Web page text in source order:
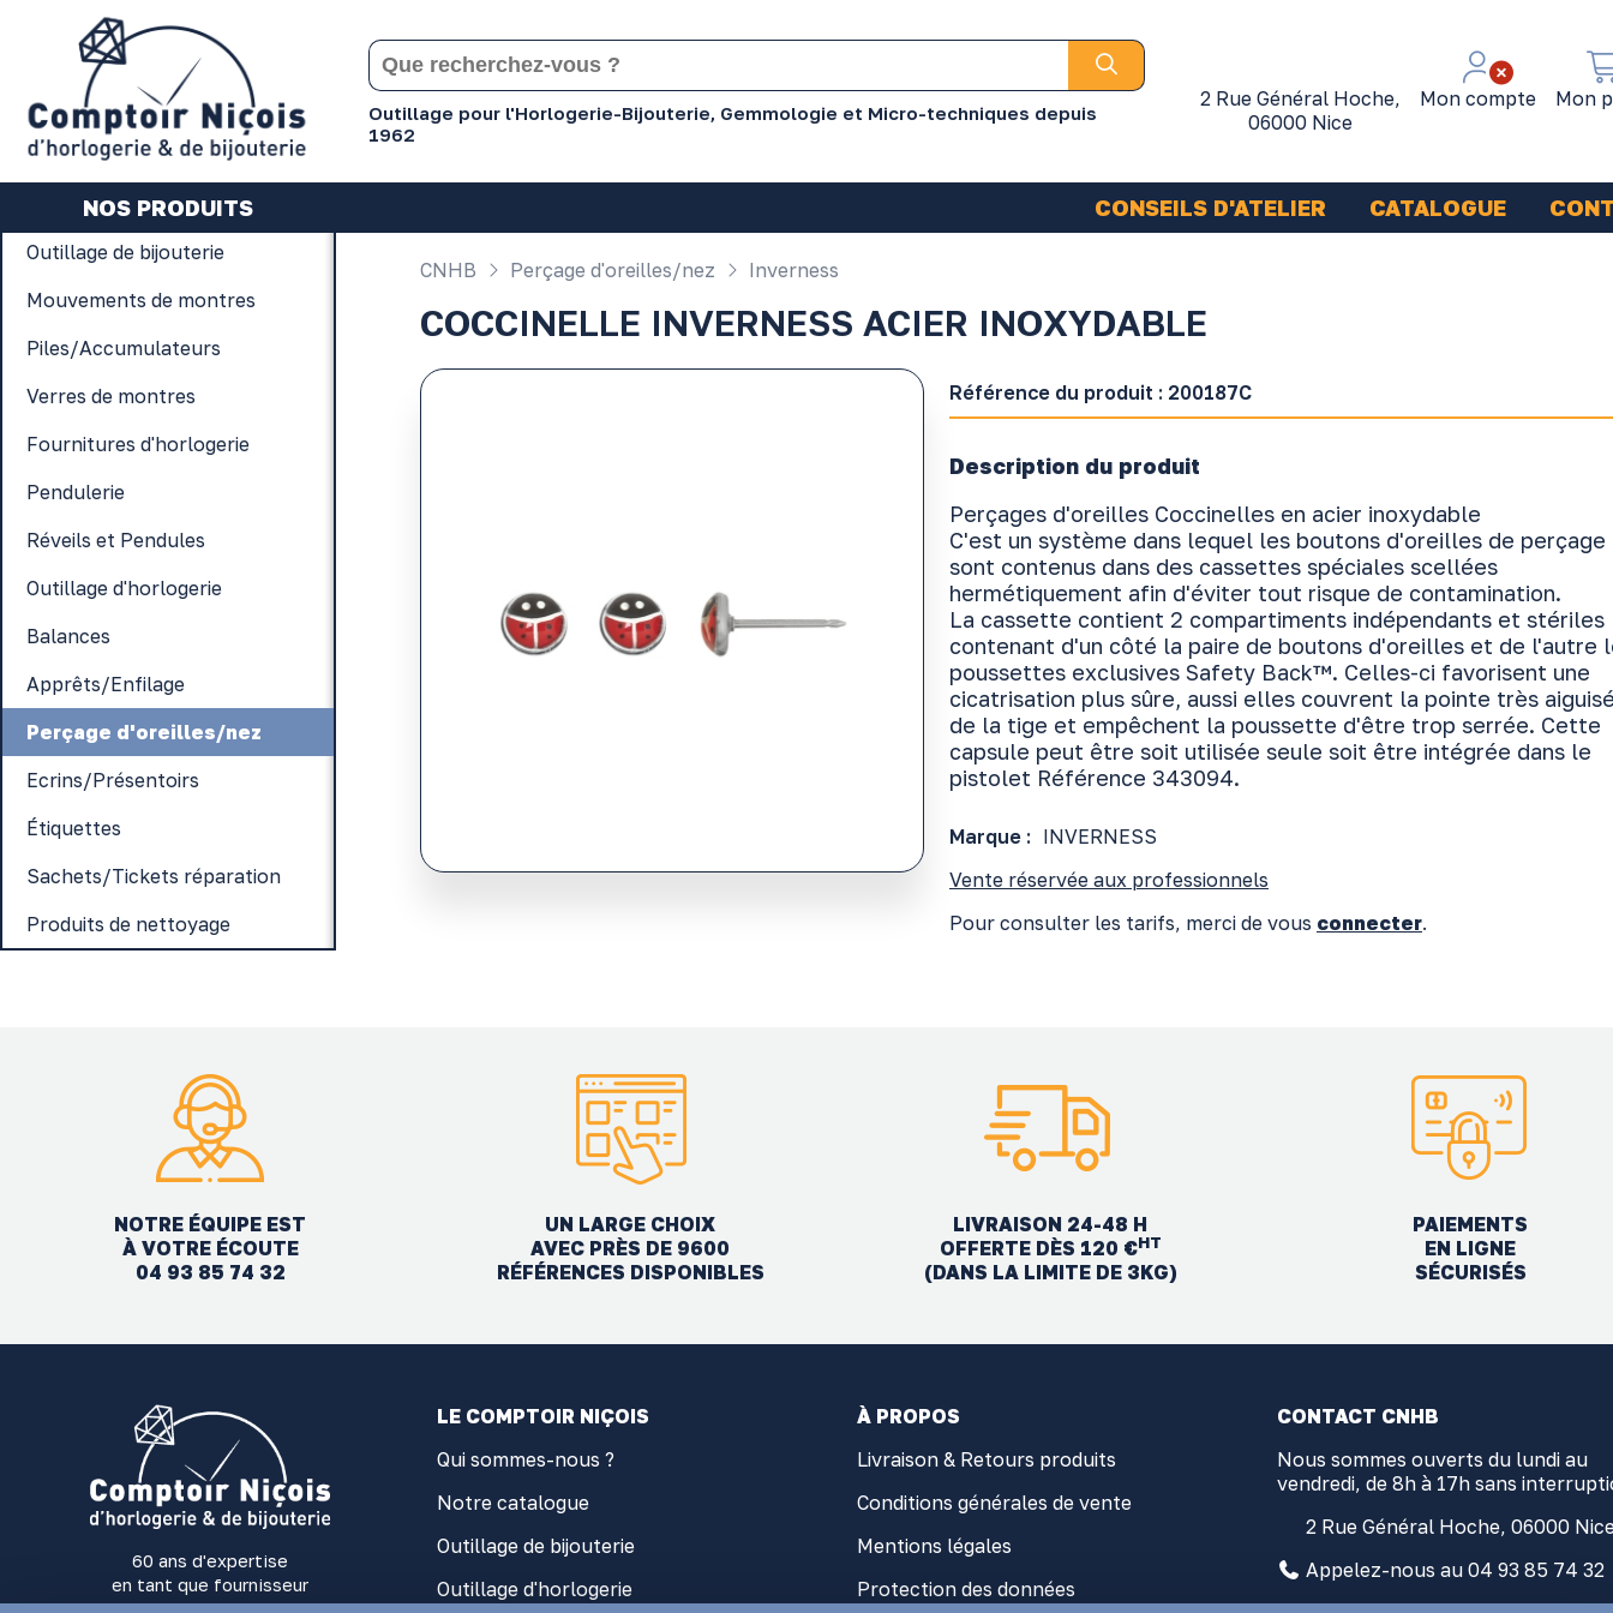
Outillage pour l'Horlogerie-Bijouterie, Gemmologie et Micro-techniques depuis
1962
2 Rue Général Hoche,
06000 Nice
Mon compte Mon
NOS PRODUITS CONSEILS D'ATELIER CATALOGUE
Outillage de bijouterie
Mouvements de montres
Piles/Accumulateurs
Verres de montres
Fournitures d'horlogerie
Pendulerie
Réveils et Pendules
Outillage d'horlogerie
Balances
Apprêts/Enfilage
Perçage d'oreilles/nez
Ecrins/Présentoirs
Étiquettes
Sachets/Tickets réparation
Produits de nettoyage
CNHB Perçage d'oreilles/nez Inverness
COCCINELLE INVERNESS ACIER INOXYDABLE
Référence du produit : 200187C
Description du produit
Perçages d'oreilles Coccinelles en acier inoxydable
C'est un système dans lequel les boutons d'oreilles de perçage
sont contenus dans des cassettes spéciales scellées
hermétiquement afin d'éviter tout risque de contamination.
La cassette contient 2 compartiments indépendants et stériles
contenant d'un côté la paire de boutons d'oreilles et de l'autre
poussettes exclusives Safety Back™. Celles-ci favorisent une
cicatrisation plus sûre, aussi elles couvrent la pointe très
de la tige et empêchent la poussette d'être trop serrée. Cette
capsule peut être soit utilisée seule soit être intégrée dans le
pistolet Référence 343094.
Marque : INVERNESS
Vente réservée aux professionnels
Pour consulter les tarifs, merci de vous connecter.
NOTRE ÉQUIPE EST
À VOTRE ÉCOUTE
04 93 85 74 32
UN LARGE CHOIX
AVEC PRÈS DE 9600
RÉFÉRENCES DISPONIBLES
LIVRAISON 24-48 H
OFFERTE DÈS 120 €HT
(DANS LA LIMITE DE 3KG)
PAIEMENTS
EN LIGNE
SÉCURISÉS
60 ans d'expertise
en tant que fournisseur
d'outillage et fournitures
LE COMPTOIR NIÇOIS
Qui sommes-nous ?
Notre catalogue
Outillage de bijouterie
Outillage d'horlogerie
À PROPOS
Livraison & Retours produits
Conditions générales de vente
Mentions légales
Protection des données
CONTACT CNHB
Nous sommes ouverts du lundi au
vendredi, de 8h à 17h sans
2 Rue Général Hoche, 06000
Appelez-nous au 04 93 85 74 32
Gérer les préférences en matière de cookies